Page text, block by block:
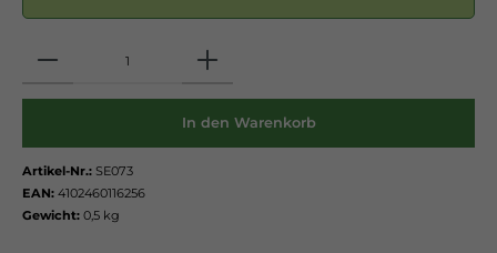
In den Warenkorb
Artikel-Nr.: SE073
EAN: 4102460116256
Gewicht: 0,5 kg